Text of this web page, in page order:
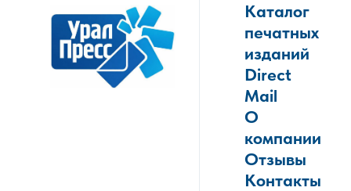
Каталог
печатных
изданий
Direct
Mail
О
компании
Отзывы
Контакты